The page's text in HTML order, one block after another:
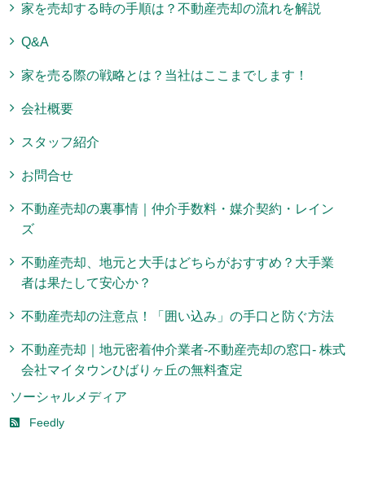
家を売却する時の手順は？不動産売却の流れを解説
Q&A
家を売る際の戦略とは？当社はここまでします！
会社概要
スタッフ紹介
お問合せ
不動産売却の裏事情｜仲介手数料・媒介契約・レイン
ズ
不動産売却、地元と大手はどちらがおすすめ？大手業
者は果たして安心か？
不動産売却の注意点！「囲い込み」の手口と防ぐ方法
不動産売却｜地元密着仲介業者-不動産売却の窓口- 株式
会社マイタウンひばりヶ丘の無料査定
ソーシャルメディア
Feedly